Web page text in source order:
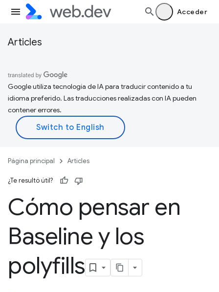
Acceder
Articles
Google utiliza tecnología de IA para traducir contenido a tu
idioma preferido. Las traducciones realizadas con IA pueden
contener errores.
Página principal Articles
¿Te resultó útil?
Cómo pensar en
Baseline y los
polyfills